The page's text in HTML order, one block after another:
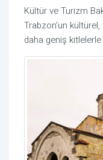
Kültür ve Turizm
Trabzon’un
daha geniş